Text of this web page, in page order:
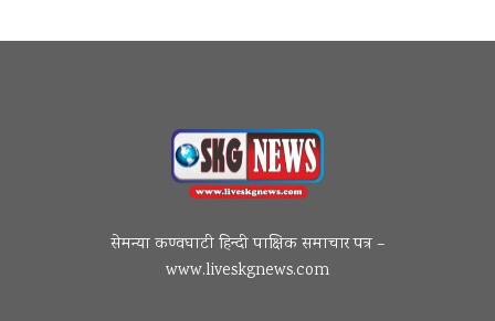
सेमन्या कण्वघाटी हिन्दी पाक्षिक समाचार पत्र –
www.liveskgnews.com